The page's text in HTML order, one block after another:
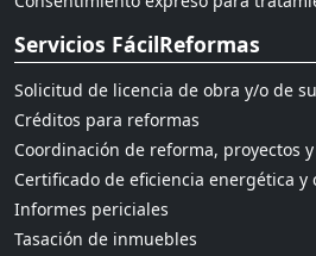
Servicios FácilReformas
Solicitud de licencia de obra y/o de
Créditos para reformas
Coordinación de reforma, proyectos
Certificado de eficiencia energética y
Informes periciales
Tasación de inmuebles